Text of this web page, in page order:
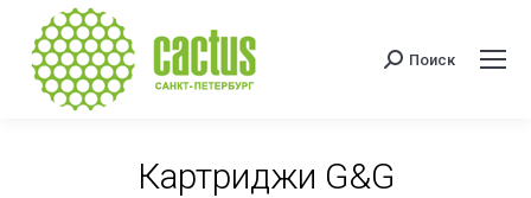
Поиск:
Поиск
Картриджи G&G